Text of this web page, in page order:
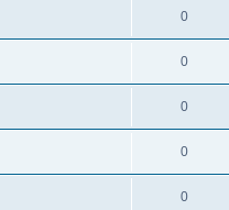
0
0
0
0
0